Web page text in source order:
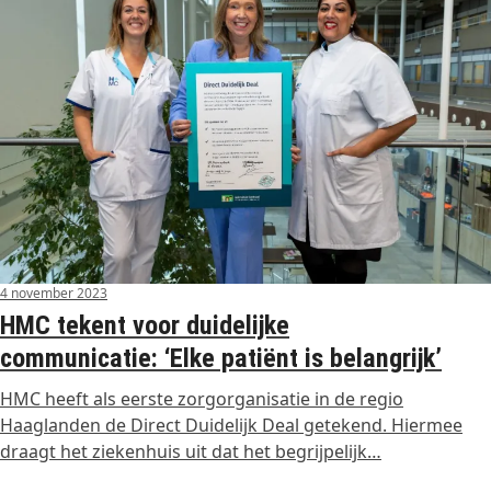
4 november 2023
HMC tekent voor duidelijke
communicatie: ‘Elke patiënt is belangrijk’
HMC heeft als eerste zorgorganisatie in de regio
Haaglanden de Direct Duidelijk Deal getekend. Hiermee
draagt het ziekenhuis uit dat het begrijpelijk…